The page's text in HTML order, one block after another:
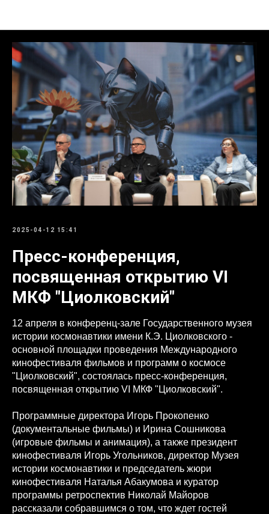
2025-04-12 15:41
Пресс-конференция,
посвященная открытию VI
МКФ "Циолковский"
12 апреля в конференц-зале Государственного музея
истории космонавтики имени К.Э. Циолковского -
основной площадки проведения Международного
кинофестиваля фильмов и программ о космосе
"Циолковский", состоялась пресс-конференция,
посвященная открытию VI МКФ "Циолковский".
Программные директора Игорь Прокопенко
(документальные фильмы) и Ирина Сошникова
(игровые фильмы и анимация), а также президент
кинофестиваля Игорь Угольников, директор Музея
истории космонавтики и председатель жюри
кинофестиваля Наталья Абакумова и куратор
программы ретроспектив Николай Майоров
рассказали собравшимся о том, что ждет гостей